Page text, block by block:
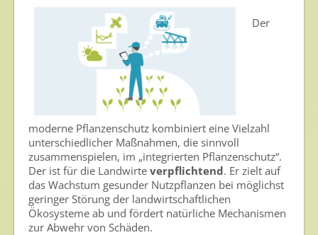
Publikationen
Der
moderne Pflanzenschutz kombiniert eine Vielzahl
unterschiedlicher Maßnahmen, die sinnvoll
zusammenspielen, im „integrierten Pflanzenschutz“.
Der ist für die Landwirte verpflichtend. Er zielt auf
das Wachstum gesunder Nutzpflanzen bei möglichst
geringer Störung der landwirtschaftlichen
Ökosysteme ab und fördert natürliche Mechanismen
zur Abwehr von Schäden.